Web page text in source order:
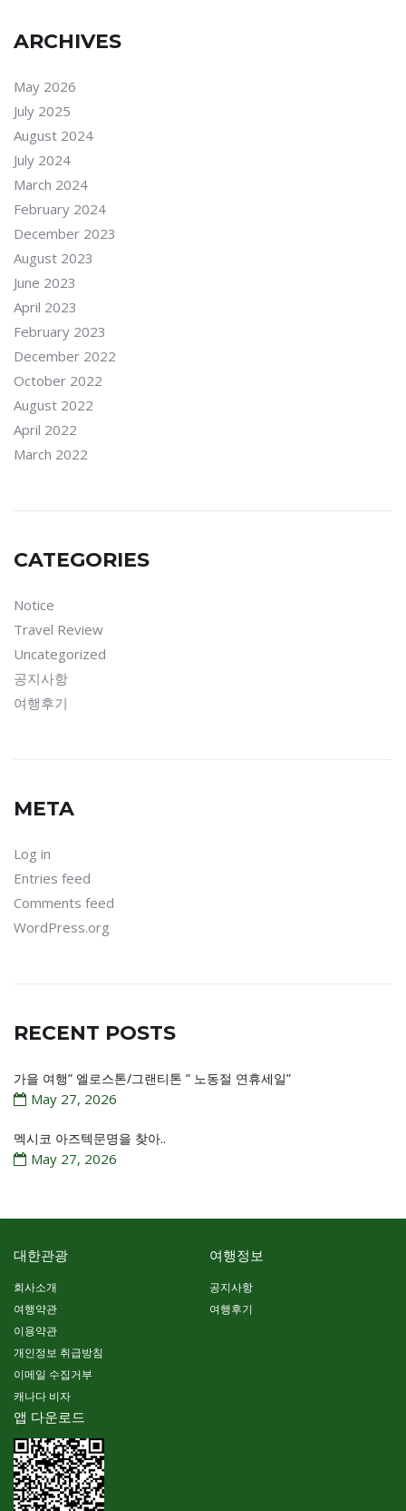
ARCHIVES
May 2026
July 2025
August 2024
July 2024
March 2024
February 2024
December 2023
August 2023
June 2023
April 2023
February 2023
December 2022
October 2022
August 2022
April 2022
March 2022
CATEGORIES
Notice
Travel Review
Uncategorized
공지사항
여행후기
META
Log in
Entries feed
Comments feed
WordPress.org
RECENT POSTS
가을 여행” 엘로스톤/그랜티톤 ” 노동절 연휴세일”
May 27, 2026
멕시코 아즈텍문명을 찾아..
May 27, 2026
대한관광
회사소개
여행약관
이용약관
개인정보 취급방침
이메일 수집거부
캐나다 비자
여행정보
공지사항
여행후기
앱 다운로드